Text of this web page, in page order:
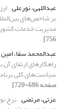
عبداللهی، نورعلی
مدیریت خدمات
756]
عبدالمحمد سقا، امین
راهکارهای ارتقای
سیاست‌های کلی
صفحه 686-720]
عزتی، مرتضی نرخ